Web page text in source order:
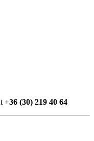
+36 (30) 219 40 64